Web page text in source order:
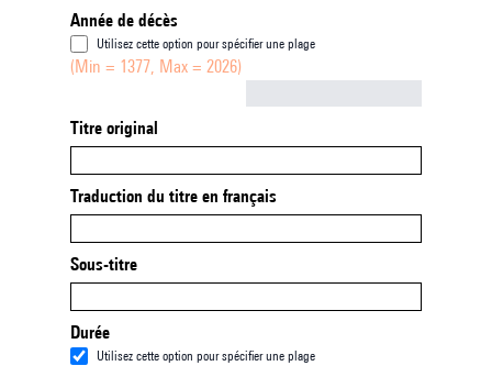
Année de décès
Utilisez cette option pour spécifier une plage
(Min = 1377, Max = 2026)
Titre original
Traduction du titre en français
Sous-titre
Durée
Utilisez cette option pour spécifier une plage